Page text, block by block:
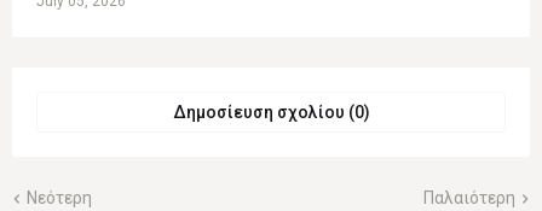
Δημοσίευση σχολίου (0)
Νεότερη Παλαιότερη